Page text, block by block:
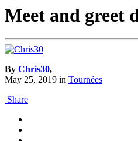
Meet and greet
By Chris30,
May 25, 2019 in Tournées
Share